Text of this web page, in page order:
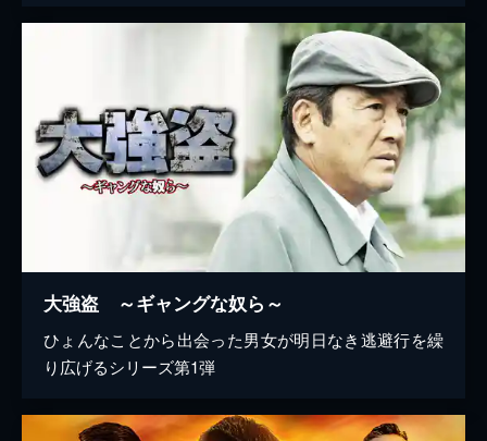
大強盗 ～ギャングな奴ら～
ひょんなことから出会った男女が明日なき逃避行を繰
り広げるシリーズ第1弾